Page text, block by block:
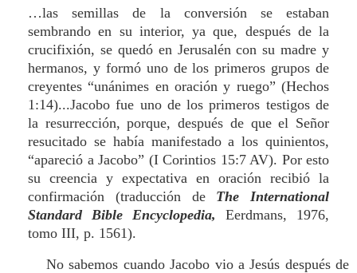
…las semillas de la conversión se estaban
sembrando en su interior, ya que, después de la
crucifixión, se quedó en Jerusalén con su madre y
hermanos, y formó uno de los primeros grupos de
creyentes “unánimes en oración y ruego” (Hechos
1:14)...Jacobo fue uno de los primeros testigos de
la resurrección, porque, después de que el Señor
resucitado se había manifestado a los quinientos,
“apareció a Jacobo” (I Corintios 15:7 AV). Por esto
su creencia y expectativa en oración recibió la
confirmación (traducción de The International
Standard Bible Encyclopedia, Eerdmans, 1976,
tomo III, p. 1561).
No sabemos cuando Jacobo vio a Jesús después de